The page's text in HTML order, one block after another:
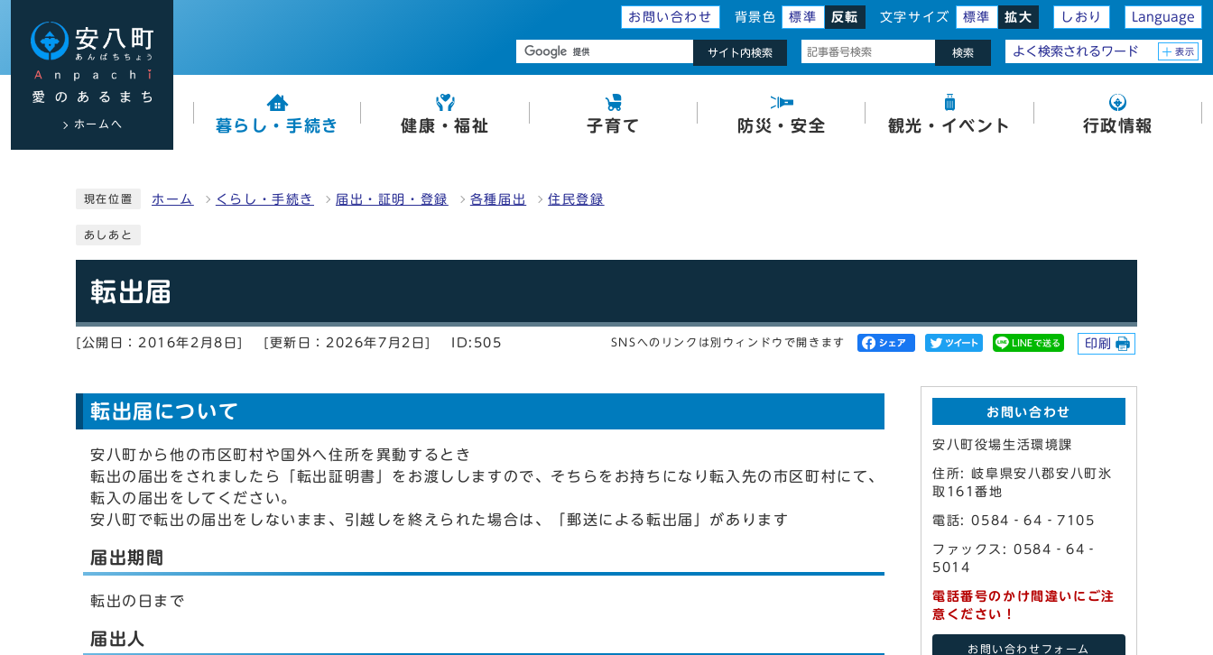
お問い合わせ 背景色 標準 反転 文字サイズ 標準 拡大 しおり Language
ホームへ
サイト内検索 検索 よく検索されるワード 表示
暮らし・手続き 健康・福祉 子育て 防災・安全 観光・イベント 行政情報
現在位置 ホーム くらし・手続き 届出・証明・登録 各種届出 住民登録
あしあと
転出届
[公開日：2016年2月8日] [更新日：2026年7月2日] ID:505 SNSへのリンクは別ウィンドウで開きます 印刷
転出届について
安八町から他の市区町村や国外へ住所を異動するとき
転出の届出をされましたら「転出証明書」をお渡ししますので、そちらをお持ちになり転入先の市区町村にて、
転入の届出をしてください。
安八町で転出の届出をしないまま、引越しを終えられた場合は、「郵送による転出届」があります
届出期間
転出の日まで
届出人
お問い合わせ
安八町役場生活環境課
住所: 岐阜県安八郡安八町氷
取161番地
電話: 0584‐64‐7105
ファックス: 0584‐64‐
5014
電話番号のかけ間違いにご注
意ください！
お問い合わせフォーム